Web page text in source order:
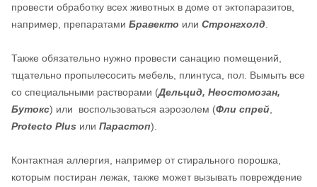
провести обработку всех животных в доме от эктопаразитов,
например, препаратами Бравекто или Стронгхолд
Также обязательно нужно провести санацию помещений,
тщательно пропылесосить мебель, плинтуса, пол. Вымыть все
со специальными растворами (Дельцид, Неостомозан,
Бутокс) или воспользоваться аэрозолем (Фли спрей,
Protecto Plusили Парастоп).
Контактная аллергия, например от стирального порошка,
которым постиран лежак, также может вызывать повреждение